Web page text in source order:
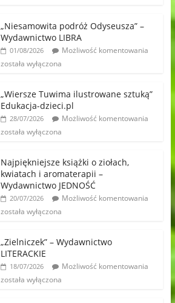
„Niesamowita podróż Odyseusza” –
Wydawnictwo LIBRA
01/08/2026
Możliwość komentowania
została wyłączona
„Wiersze Tuwima ilustrowane sztuką”
Edukacja-dzieci.pl
28/07/2026
Możliwość komentowania
została wyłączona
Najpiękniejsze książki o ziołach,
kwiatach i aromaterapii –
Wydawnictwo JEDNOŚĆ
20/07/2026
Możliwość komentowania
została wyłączona
„Zielniczek” – Wydawnictwo
LITERACKIE
18/07/2026
Możliwość komentowania
została wyłączona